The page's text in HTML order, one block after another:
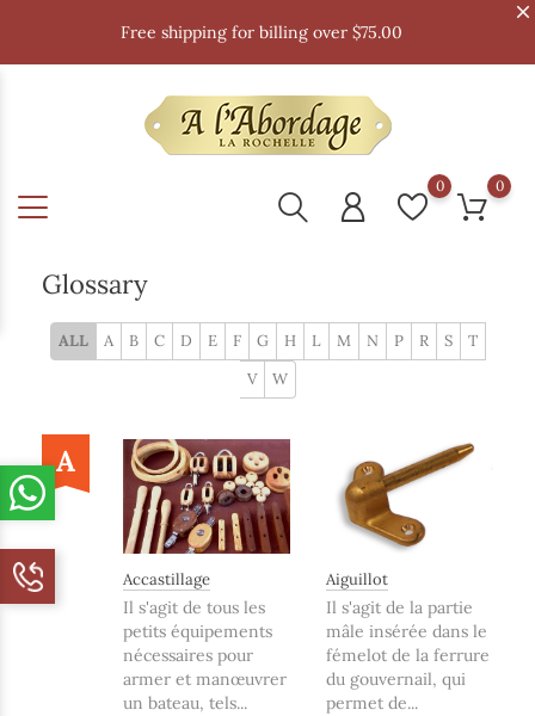
Free shipping for billing over $75.00
0 0
Glossary
ALL A B C D E F G H L M N P R S
T
V
W
A
Accastillage
Il s'agit de tous les
petits équipements
nécessaires pour
armer et manœuvrer
un bateau, tels...
Aiguillot
Il s'agit de la partie
mâle insérée dans le
fémelot de la ferrure
du gouvernail, qui
permet de...